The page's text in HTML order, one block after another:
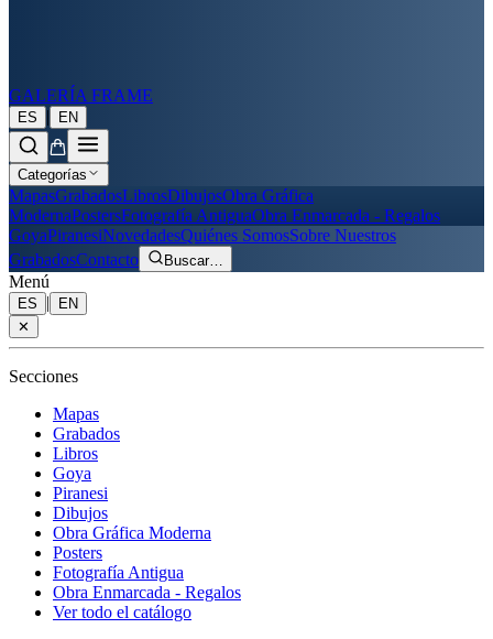
GALERÍA FRAME
ES | EN
Categorías
MapasGrabadosLibrosDibujosObra Gráfica
ModernaPostersFotografía AntiguaObra Enmarcada - Regalos
GoyaPiranesiNovedadesQuiénes SomosSobre Nuestros
GrabadosContacto Buscar…
Menú
ES |
EN
✕
Secciones
Mapas
Grabados
Libros
Goya
Piranesi
Dibujos
Obra Gráfica Moderna
Posters
Fotografía Antigua
Obra Enmarcada - Regalos
Ver todo el catálogo